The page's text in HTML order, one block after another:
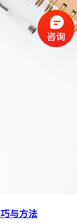
与方法